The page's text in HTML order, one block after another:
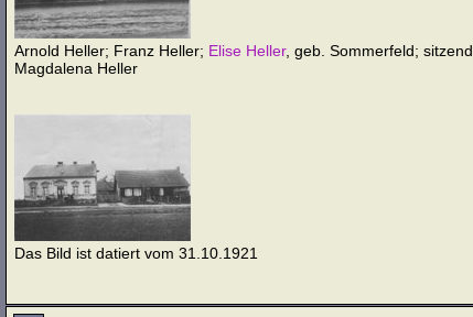
Arnold Heller; Franz Heller; Elise Heller, geb. Sommerfeld; sitzend
Magdalena Heller
Das Bild ist datiert vom 31.10.1921